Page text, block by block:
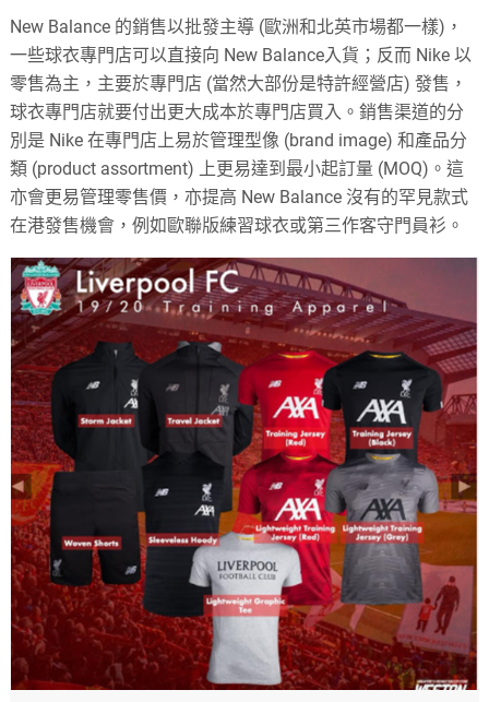
New Balance 的銷售以批發主導 (歐洲和北英市場都一樣)，
一些球衣專門店可以直接向 New Balance入貨；反而 Nike 以
零售為主，主要於專門店 (當然大部份是特許經營店) 發售，
球衣專門店就要付出更大成本於專門店買入。銷售渠道的分
別是 Nike 在專門店上易於管理型像 (brand image) 和產品分
類 (product assortment) 上更易達到最小起訂量 (MOQ)。這
亦會更易管理零售價，亦提高 New Balance 沒有的罕見款式
在港發售機會，例如歐聯版練習球衣或第三作客守門員衫。